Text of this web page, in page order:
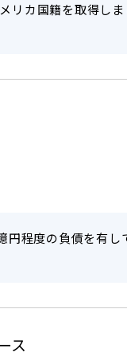
リカ国籍を取得し
程度の負債を有し
ス